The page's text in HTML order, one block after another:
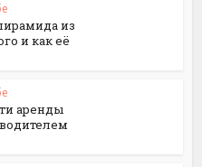
из
и как её
аренды